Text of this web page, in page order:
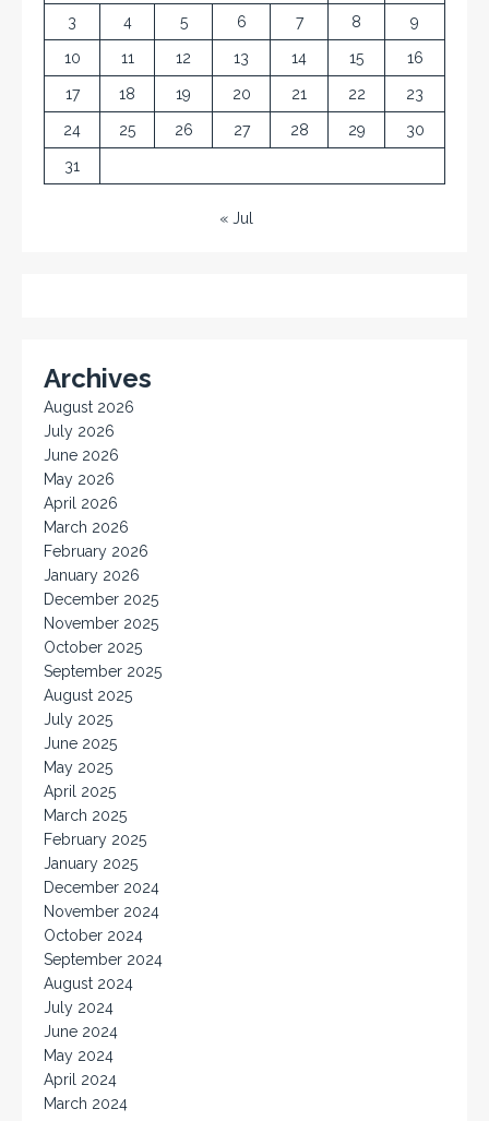
3 4 5 6 7 8 9
10 11 12 13 14 15 16
17 18 19 20 21 22 23
24 25 26 27 28 29 30
31
« Jul
Archives
August 2026
July 2026
June 2026
May 2026
April 2026
March 2026
February 2026
January 2026
December 2025
November 2025
October 2025
September 2025
August 2025
July 2025
June 2025
May 2025
April 2025
March 2025
February 2025
January 2025
December 2024
November 2024
October 2024
September 2024
August 2024
July 2024
June 2024
May 2024
April 2024
March 2024